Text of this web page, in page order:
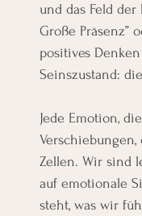
und das Feld der
Große Präsenz”
positives
Seinszustand:
Jede Emotion,
Zellen. Wir sind
auf emotionale
steht, was wir